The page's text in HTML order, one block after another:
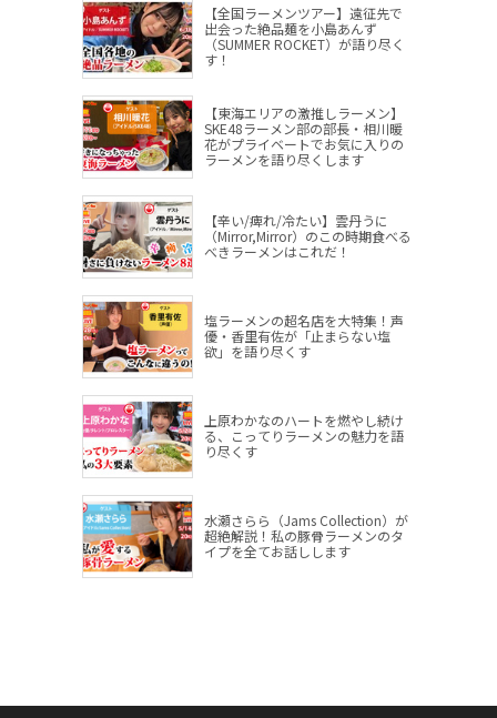
【全国ラーメンツアー】遠征先で
出会った絶品麺を小島あんず
（SUMMER ROCKET）が語り尽く
す！
【東海エリアの激推しラーメン】
SKE48ラーメン部の部長・相川暖
花がプライベートでお気に入りの
ラーメンを語り尽くします
【辛い/痺れ/冷たい】雲丹うに
（Mirror,Mirror）のこの時期食べる
べきラーメンはこれだ！
塩ラーメンの超名店を大特集！声
優・香里有佐が「止まらない塩
欲」を語り尽くす
上原わかなのハートを燃やし続け
る、こってりラーメンの魅力を語
り尽くす
水瀬さらら（Jams Collection）が
超絶解説！私の豚骨ラーメンのタ
イプを全てお話しします